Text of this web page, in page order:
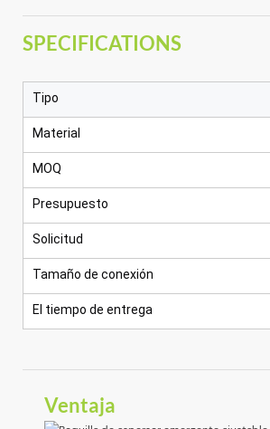
SPECIFICATIONS
Tipo
Material
MOQ
Presupuesto
Solicitud
Tamaño de conexión
El tiempo de entrega
Ventaja